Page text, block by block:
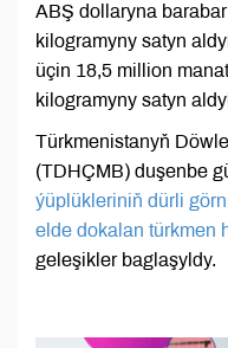
ABŞ dollaryna
kilogramyny satyn
üçin 18,5 million
kilogramyny satyn
Türkmenistanyň
(TDHÇMB) duşenbe
ýüplükleriniň dürli
elde dokalan türkmen
geleşikler baglaşyldy.